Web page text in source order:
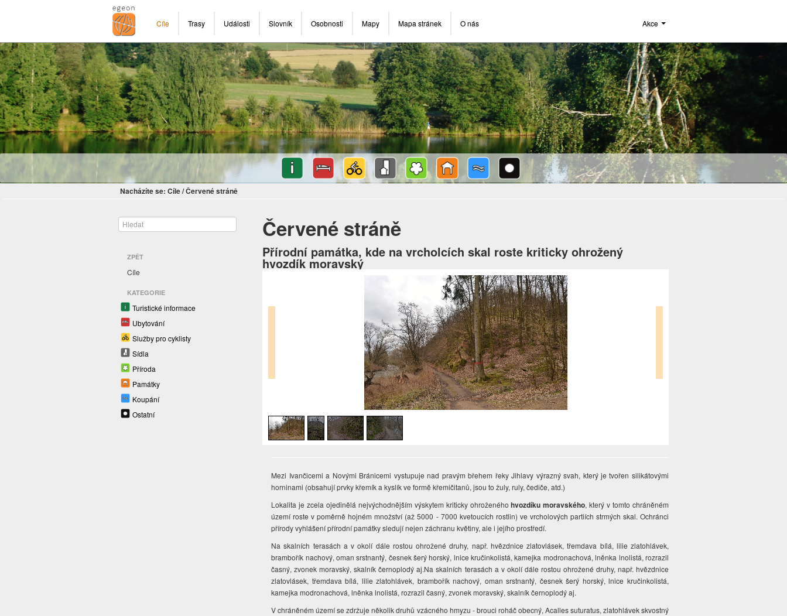
Cíle Trasy Události Slovník Osobnosti Mapy Mapa stránek O nás Akce
Nacházíte se: Cíle/Červené stráně
ZPĚT
Cíle
KATEGORIE
Turistické informace
Ubytování
Služby pro cyklisty
Sídla
Příroda
Památky
Koupání
Ostatní
Červené stráně
Přírodní památka, kde na vrcholcích skal roste kriticky ohrožený
hvozdík moravský
Mezi Ivančicemi a Novými Bránicemi vystupuje nad pravým břehem řeky Jihlavy výrazný svah, který je tvořen silikátovými
horninami (obsahují prvky křemík a kyslík ve formě křemičitanů, jsou to žuly, ruly, čediče, atd.)
Lokalita je zcela ojedinělá nejvýchodnějším výskytem kriticky ohroženéhohvozdíku moravského, který v tomto chráněném
území roste v poměrně hojném množství (až 5000 - 7000 kvetoucích rostlin) ve vrcholových partiích strmých skal. Ochránci
přírody vyhlášení přírodní památky sledují nejen záchranu květiny, ale i jejího prostředí.
Na skalních terasách a v okolí dále rostou ohrožené druhy, např. hvězdnice zlatovlásek, třemdava bílá, lilie zlatohlávek,
brambořík nachový, oman srstnantý, česnek šerý horský, lnice kručinkolistá, kamejka modronachová, lněnka lnolistá, rozrazil
časný, zvonek moravský, skalník černoplodý aj.Na skalních terasách a v okolí dále rostou ohrožené druhy, např. hvězdnice
zlatovlásek, třemdava bílá, lilie zlatohlávek, brambořík nachový, oman srstnantý, česnek šerý horský, lnice kručinkolistá,
kamejka modronachová, lněnka lnolistá, rozrazil časný, zvonek moravský, skalník černoplodý aj.
V chráněném území se zdržuje několik druhů vzácného hmyzu - brouci roháč obecný, Acalles suturatus, zlatohlávek skvostný